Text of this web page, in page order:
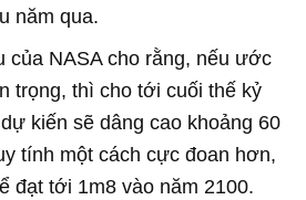
năm qua.
của NASA cho rằng, nếu ước
trọng, thì cho tới cuối thế kỷ
kiến sẽ dâng cao khoảng 60
tính một cách cực đoan hơn,
đạt tới 1m8 vào năm 2100.